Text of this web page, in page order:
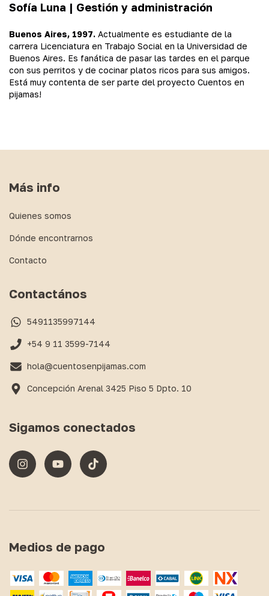
Sofía Luna | Gestión y administración
Buenos Aires, 1997. Actualmente es estudiante de la
carrera Licenciatura en Trabajo Social en la Universidad de
Buenos Aires. Es fanática de pasar las tardes en el parque
con sus perritos y de cocinar platos ricos para sus amigos.
Está muy contenta de ser parte del proyecto Cuentos en
pijamas!
Más info
Quienes somos
Dónde encontrarnos
Contacto
Contactános
5491135997144
+54 9 11 3599-7144
hola@cuentosenpijamas.com
Concepción Arenal 3425 Piso 5 Dpto. 10
Sigamos conectados
Medios de pago